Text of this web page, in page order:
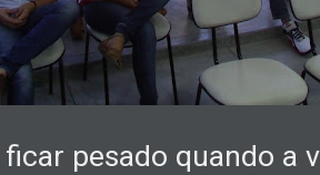
pesado quando a